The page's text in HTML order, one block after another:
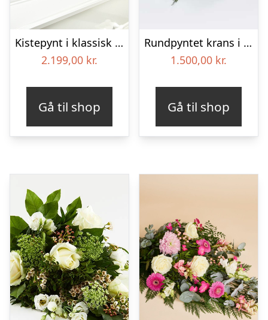
Kistepynt i klassisk stil – creme
2.199,00 kr.
Gå til shop
Rundpyntet krans i hvid, floristens valg – Blomster til begravelse
1.500,00 kr.
Gå til shop